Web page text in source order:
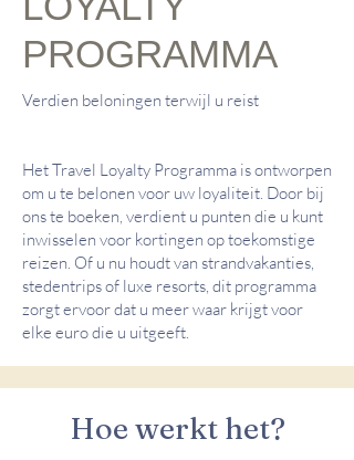
PROGRAMMA
Verdien beloningen terwijl u reist
Het Travel Loyalty Programma is ontworpen
om u te belonen voor uw loyaliteit. Door bij
ons te boeken, verdient u punten die u kunt
inwisselen voor kortingen op toekomstige
reizen. Of u nu houdt van strandvakanties,
stedentrips of luxe resorts, dit programma
zorgt ervoor dat u meer waar krijgt voor
elke euro die u uitgeeft.
Hoe werkt het?